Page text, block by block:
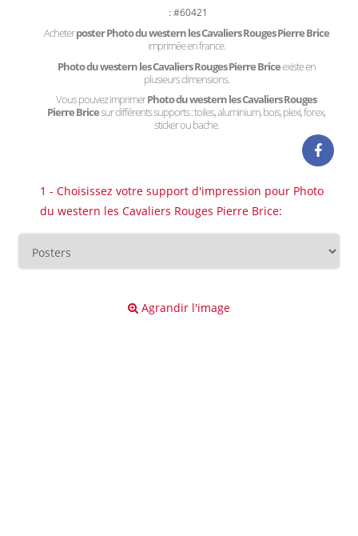
: #60421
Acheterposter Photo du western les Cavaliers Rouges Pierre Brice
imprimée en france.
Photo du western les Cavaliers Rouges Pierre Briceexiste en
plusieurs dimensions.
Vous pouvez imprimerPhoto du western les Cavaliers Rouges
Pierre Bricesur différents supports : toiles, aluminium, bois, plexi, forex,
sticker ou bache.
1 - Choisissez votre support d'impression pour Photo
du western les Cavaliers Rouges Pierre Brice:
Agrandir l'image